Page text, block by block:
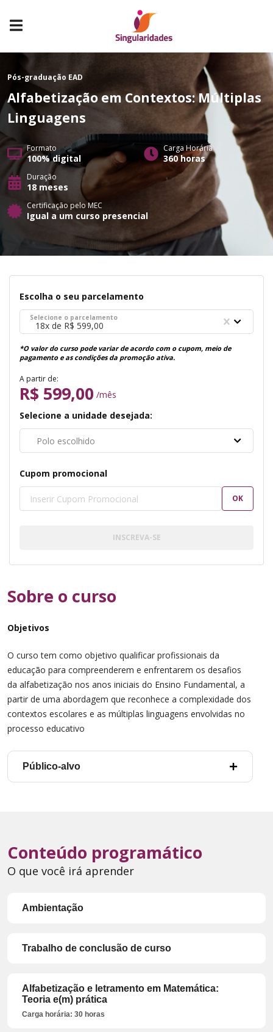
Pós-graduação EAD
Alfabetização em Contextos: Múltiplas
Linguagens
Formato
100% digital
Carga Horária
360 horas
Duração
18 meses
Certificação pelo MEC
Igual a um curso presencial
Sobre o curso
Objetivos
O curso tem como objetivo qualificar profissionais da
educação para compreenderem e enfrentarem os desafios
da alfabetização nos anos iniciais do Ensino Fundamental, a
partir de uma abordagem que reconhece a complexidade dos
contextos escolares e as múltiplas linguagens envolvidas no
processo educativo
Público-alvo
Escolha o seu parcelamento
Selecione o parcelamento
18x de R$ 599,00
*O valor do curso pode variar de acordo com o cupom, meio de
pagamento e as condições da promoção ativa.
A partir de:
R$ 599,00 /mês
Selecione a unidade desejada:
Polo escolhido
Cupom promocional
OK
INSCREVA-SE
Conteúdo programático
O que você irá aprender
Ambientação
Trabalho de conclusão de curso
Alfabetização e letramento em Matemática:
Teoria e(m) prática
Carga horária: 30 horas